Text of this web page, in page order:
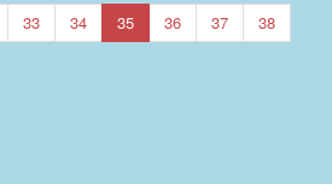
33 34 35 36 37
38